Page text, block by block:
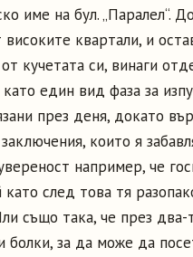
име на бул. „Паралел“.
квартали, и
кучетата си, винаги
един вид фаза за
през деня, докато
които я
например, че
след това тя
също така, че през
болки, за да може да